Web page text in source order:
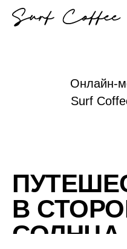
Онлайн-
Surf
В
СОЛНЦА